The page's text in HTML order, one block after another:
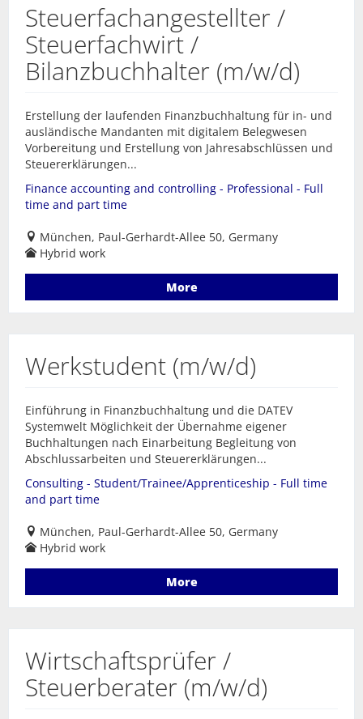
Steuerfachangestellter /
Steuerfachwirt /
Bilanzbuchhalter (m/w/d)
Erstellung der laufenden Finanzbuchhaltung für in- und
ausländische Mandanten mit digitalem Belegwesen
Vorbereitung und Erstellung von Jahresabschlüssen und
Steuererklärungen...
Finance accounting and controlling - Professional - Full
time and part time
München, Paul-Gerhardt-Allee 50, Germany
Hybrid work
More
Werkstudent (m/w/d)
Einführung in Finanzbuchhaltung und die DATEV
Systemwelt Möglichkeit der Übernahme eigener
Buchhaltungen nach Einarbeitung Begleitung von
Abschlussarbeiten und Steuererklärungen...
Consulting - Student/Trainee/Apprenticeship - Full time
and part time
München, Paul-Gerhardt-Allee 50, Germany
Hybrid work
More
Wirtschaftsprüfer /
Steuerberater (m/w/d)